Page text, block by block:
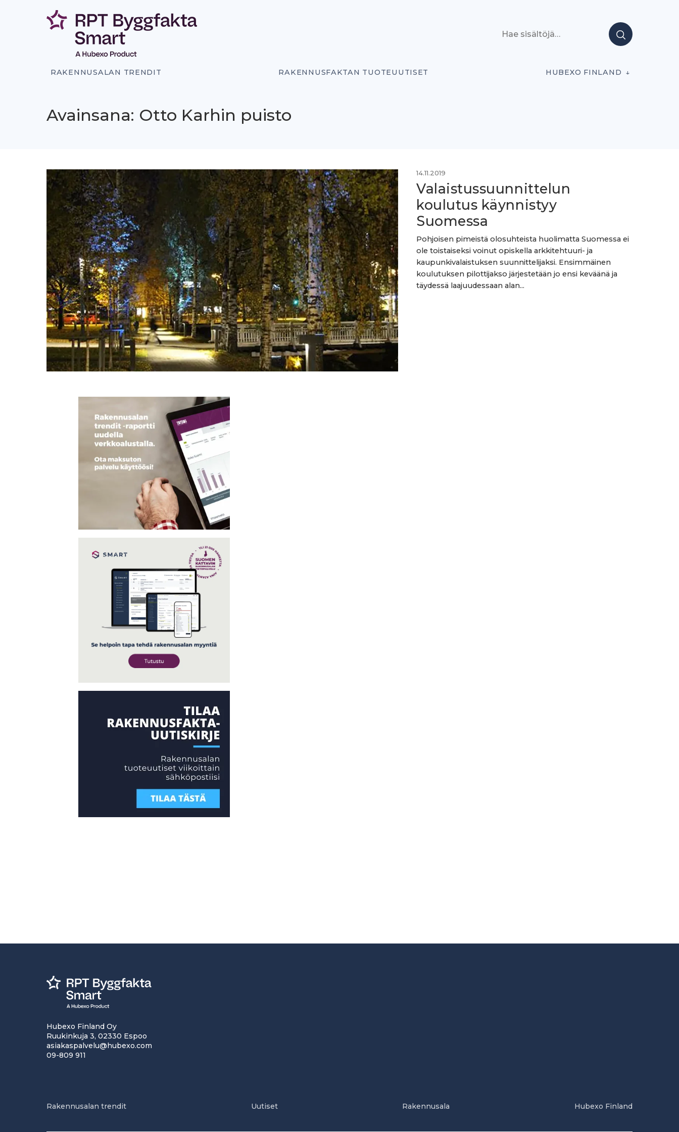
RAKENNUSALAN TRENDIT RAKENNUSFAKTAN TUOTEUUTISET HUBEXO FINLAND
Avainsana: Otto Karhin puisto
14.11.2019
Valaistussuunnittelun
koulutus käynnistyy
Suomessa
Pohjoisen pimeistä olosuhteista huolimatta Suomessa ei
ole toistaiseksi voinut opiskella arkkitehtuuri- ja
kaupunkivalaistuksen suunnittelijaksi. Ensimmäinen
koulutuksen pilottijakso järjestetään jo ensi keväänä ja
täydessä laajuudessaan alan...
Hubexo Finland Oy
Ruukinkuja 3, 02330 Espoo
asiakaspalvelu@hubexo.com
09-809 911
Rakennusalan trendit Uutiset Rakennusala Hubexo Finland